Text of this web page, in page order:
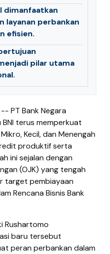
dimanfaatkan
layanan perbankan
efisien.
pilar utama
-- PT Bank Negara
terus memperkuat
Kecil, dan Menengah
produktif serta
ini sejalan dengan
(OJK) yang tengah
target pembiayaan
Rencana Bisnis Bank
Rushartomo
baru tersebut
peran perbankan dalam